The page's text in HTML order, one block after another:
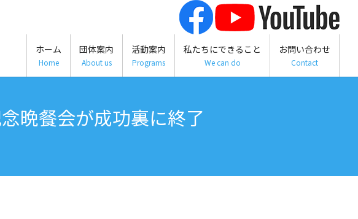
ホーム
Home
団体案内
About us
活動案内
Programs
私たちにできること
We can do
お問い合わせ
Contact
晩餐会が成功裏に終了